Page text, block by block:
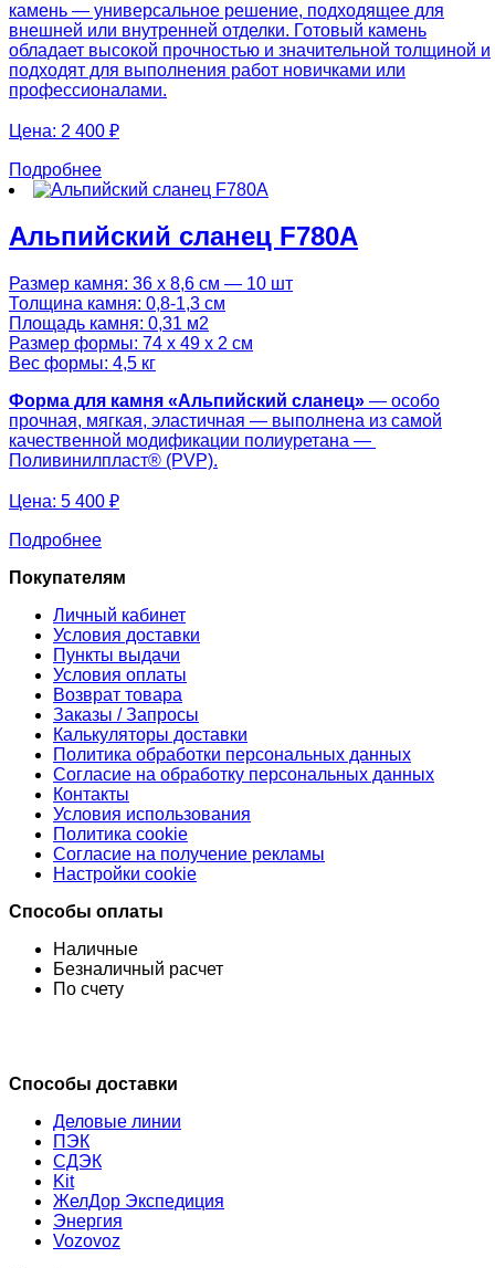
камень — универсальное решение, подходящее для
внешней или внутренней отделки. Готовый камень
обладает высокой прочностью и значительной толщиной и
подходят для выполнения работ новичками или
профессионалами.
Цена: 2 400 ₽
Подробнее
Альпийский сланец F780A
Размер камня: 36 х 8,6 см — 10 шт
Толщина камня: 0,8-1,3 см
Площадь камня: 0,31 м2
Размер формы: 74 х 49 х 2 см
Вес формы: 4,5 кг
Форма для камня «Альпийский сланец» — особо
прочная, мягкая, эластичная — выполнена из самой
качественной модификации полиуретана —
Поливинилпласт® (PVP).
Цена: 5 400 ₽
Подробнее
Покупателям
Личный кабинет
Условия доставки
Пункты выдачи
Условия оплаты
Возврат товара
Заказы / Запросы
Калькуляторы доставки
Политика обработки персональных данных
Согласие на обработку персональных данных
Контакты
Условия использования
Политика cookie
Согласие на получение рекламы
Настройки cookie
Способы оплаты
Наличные
Безналичный расчет
По счету
Способы доставки
Деловые линии
ПЭК
СДЭК
Kit
ЖелДор Экспедиция
Энергия
Vozovoz